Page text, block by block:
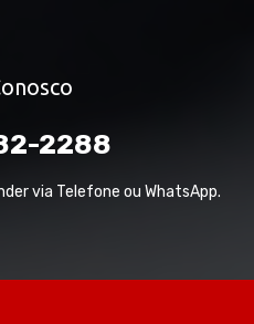
2288
via Telefone ou WhatsApp.